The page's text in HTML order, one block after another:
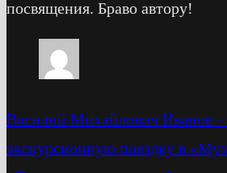
посвящения. Браво автору!
Василий Михайлович Иванов -
экскурсионную поездку в